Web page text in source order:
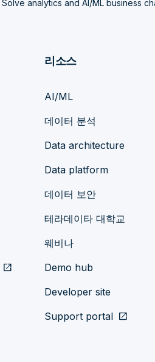
Solve analytics and AI/ML business
open_in_new
리소스
AI/ML
데이터 분석
Data architecture
Data platform
데이터 보안
테라데이타 대학교
웨비나
Demo hub
Developer site
Support portal open_in_new